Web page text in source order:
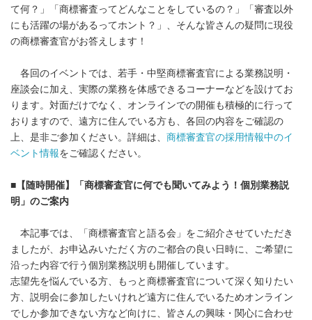
て何？」「商標審査ってどんなことをしているの？」「審査以外
にも活躍の場があるってホント？」、そんな皆さんの疑問に現役
の商標審査官がお答えします！
各回のイベントでは、若手・中堅商標審査官による業務説明・
座談会に加え、実際の業務を体感できるコーナーなどを設けてお
ります。対面だけでなく、オンラインでの開催も積極的に行って
おりますので、遠方に住んでいる方も、各回の内容をご確認の
上、是非ご参加ください。詳細は、 商標審査官の採用情報中のイ
ベント情報をご確認ください。
■ 【随時開催】「商標審査官に何でも聞いてみよう！個別業務説
明」のご案内
本記事では、「商標審査官と語る会」をご紹介させていただき
ましたが、お申込みいただく方のご都合の良い日時に、ご希望に
沿った内容で行う個別業務説明も開催しています。
志望先を悩んでいる方、もっと商標審査官について深く知りたい
方、説明会に参加したいけれど遠方に住んでいるためオンライン
でしか参加できない方など向けに、皆さんの興味・関心に合わせ